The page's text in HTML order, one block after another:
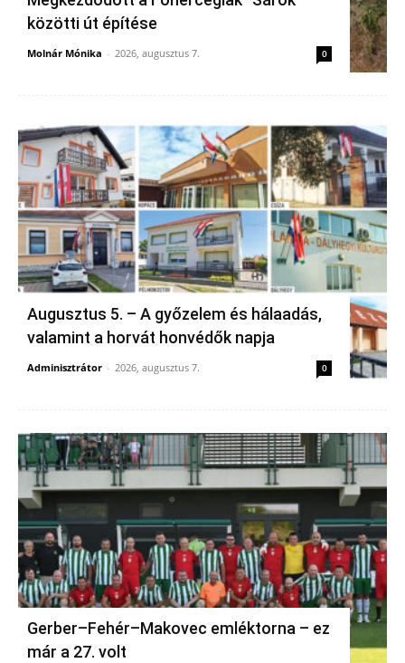
közötti út építése
Molnár Mónika - 2026, augusztus 7. 0
Augusztus 5. – A győzelem és hálaadás,
valamint a horvát honvédők napja
Adminisztrátor - 2026, augusztus 7. 0
Gerber–Fehér–Makovec emléktorna – ez
már a 27. volt